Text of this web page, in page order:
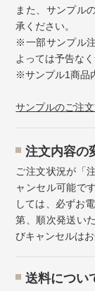
また、サンプル
承ください。
※一部サンプル
よっては予告な
※サンプル1商品
サンプルのご注
注⽂内容の
ご注文状況が「
ャンセル可能で
しては、必ずお
第、順次発送い
びキャンセルは
送料につい